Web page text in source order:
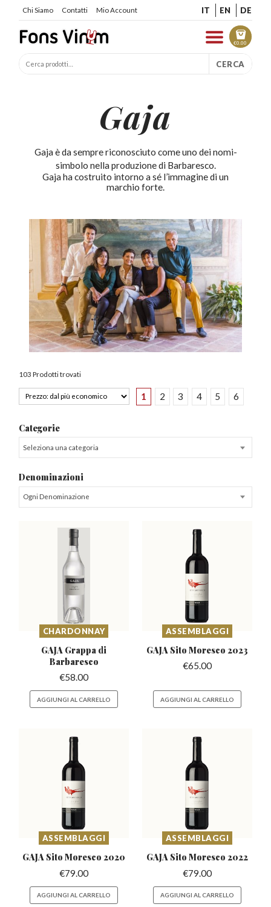
Chi Siamo Contatti Mio Account IT EN DE
€0.00
CERCA
Gaja
Gaja è da sempre riconosciuto come uno dei nomi-
simbolo nella produzione di Barbaresco.
Gaja ha costruito intorno a sé l’immagine di un
marchio forte.
103 Prodotti trovati
1 2 3 4 5 6
Categorie
Seleziona una categoria
Denominazioni
Ogni Denominazione
CHARDONNAY
GAJA Grappa di
Barbaresco
€58.00
AGGIUNGI AL CARRELLO
ASSEMBLAGGI
GAJA Sito Moresco 2023
€65.00
AGGIUNGI AL CARRELLO
ASSEMBLAGGI
GAJA Sito Moresco 2020
€79.00
AGGIUNGI AL CARRELLO
ASSEMBLAGGI
GAJA Sito Moresco 2022
€79.00
AGGIUNGI AL CARRELLO